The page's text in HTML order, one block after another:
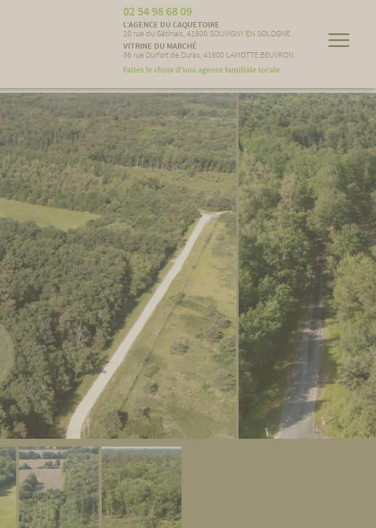
02 54 98 68 09
L’AGENCE DU CAQUETOIRE
10 rue du Gâtinais, 41600 SOUVIGNY EN SOLOGNE
VITRINE DU MARCHÉ
36 rue Durfort de Duras, 41600 LAMOTTE BEUVRON
Faites le choix d'une agence familiale locale